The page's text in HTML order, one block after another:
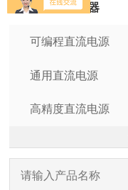
直流电源供应器
可编程直流电源
通用直流电源
高精度直流电源